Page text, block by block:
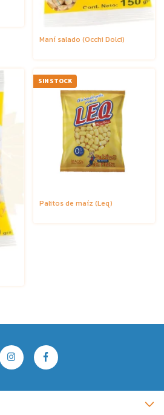
Maní salado (Occhi Dolci)
SIN STOCK
Palitos de maíz (Leq)